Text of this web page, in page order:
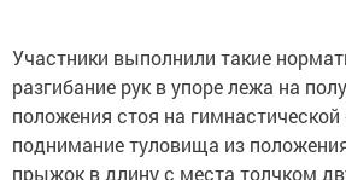
Участники выполнили такие
разгибание рук в упоре лежа на
положения стоя на гимнастической
поднимание туловища из
прыжок в длину с места толчком